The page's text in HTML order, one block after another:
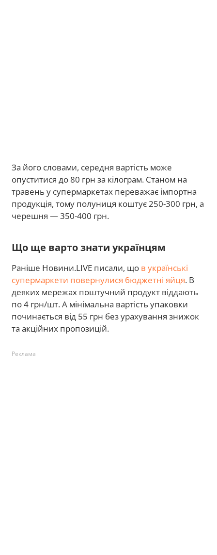
За його словами, середня вартість може
опуститися до 80 грн за кілограм. Станом на
травень у супермаркетах переважає імпортна
продукція, тому полуниця коштує 250-300 грн, а
черешня — 350-400 грн.
Що ще варто знати українцям
Раніше Новини.LIVE писали, що в українські
супермаркети повернулися бюджетні яйця. В
деяких мережах поштучний продукт віддають
по 4 грн/шт. А мінімальна вартість упаковки
починається від 55 грн без урахування знижок
та акційних пропозицій.
Реклама